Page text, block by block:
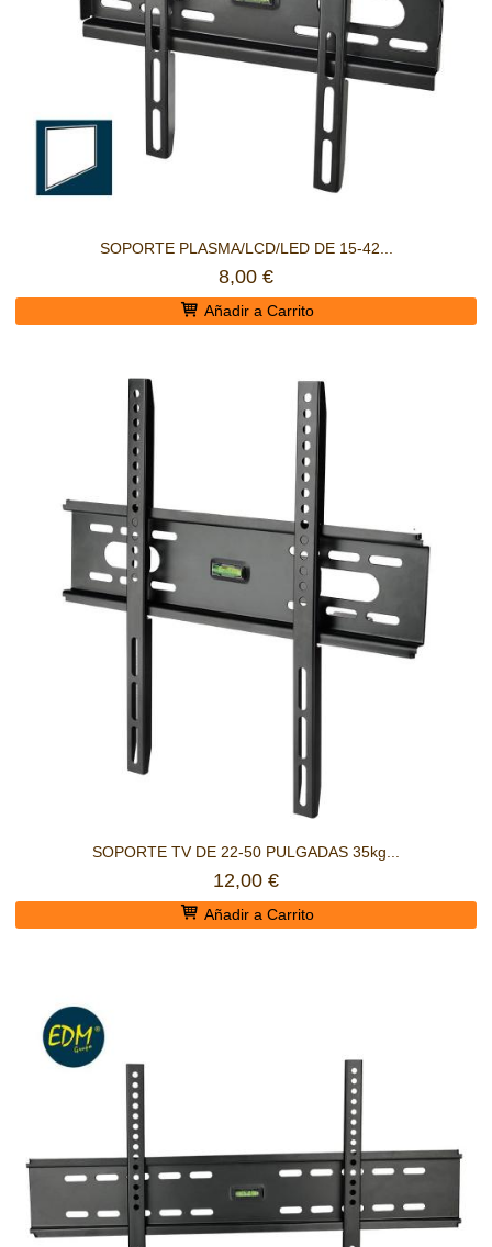
SOPORTE PLASMA/LCD/LED DE 15-42...
8,00 €
Añadir a Carrito
SOPORTE TV DE 22-50 PULGADAS 35kg...
12,00 €
Añadir a Carrito